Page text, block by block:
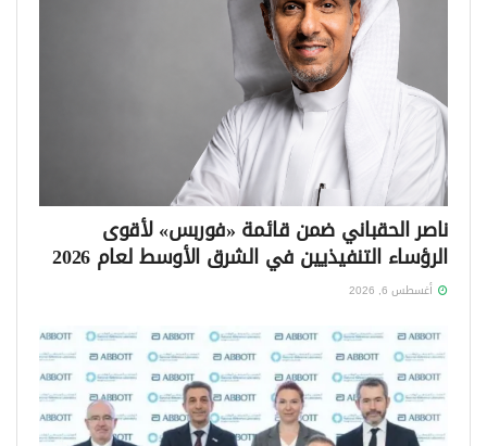
ناصر الحقباني ضمن قائمة «فوربس» لأقوى
الرؤساء التنفيذيين في الشرق الأوسط لعام 2026
أغسطس 6, 2026